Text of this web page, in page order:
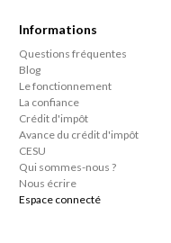
Informations
Questions fréquentes
Blog
Le fonctionnement
La confiance
Crédit d'impôt
Avance du crédit d'impôt
CESU
Qui sommes-nous ?
Nous écrire
Espace connecté